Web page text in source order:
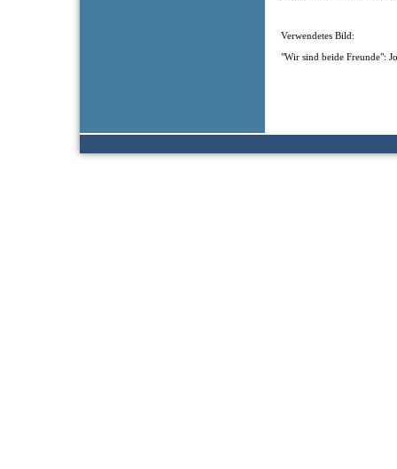
Verwendetes Bild:
"Wir sind beide Freunde":